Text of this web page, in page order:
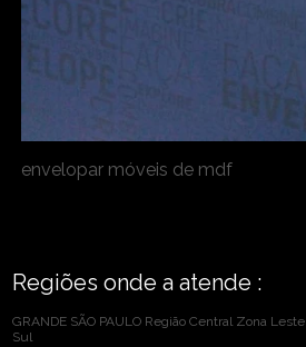
envelopar móveis de mdf
Regiões onde a atende :
GRANDE SÃO PAULO Região Central Zona Leste
Sul